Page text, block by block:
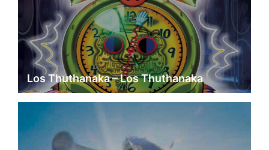
Los Thuthanaka – Los Thuthanaka